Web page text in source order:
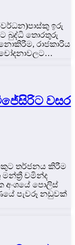
ඉරු
බුද්ධි තොරතුරු
රාජකාරිය
චෝදනාවලට…
වසර
තර්ජනය කිරීම
චමින්ද
අංශයේ පොලිස්
පැවරූ නඩුවක්